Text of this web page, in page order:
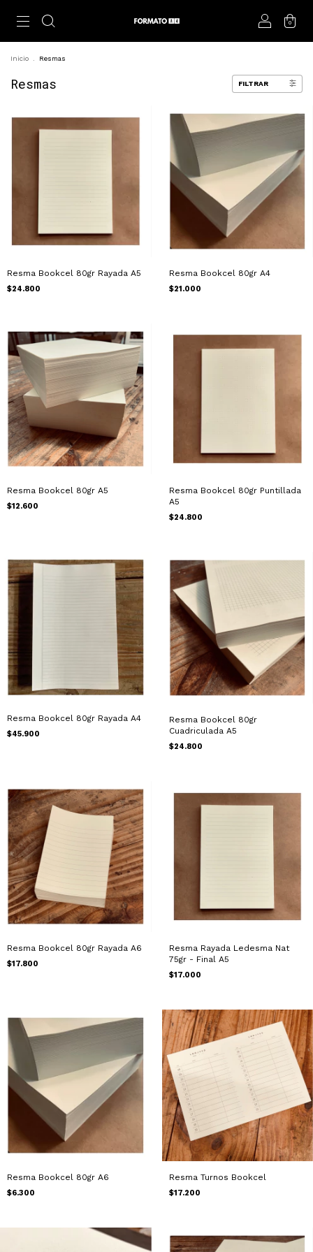
0
Inicio Resmas
Resmas FILTRAR
Resma Bookcel 80gr Rayada A5
$24.800
Resma Bookcel 80gr A4
$21.000
Resma Bookcel 80gr A5
$12.600
Resma Bookcel 80gr Puntillada
A5
$24.800
Resma Bookcel 80gr Rayada A4
$45.900
Resma Bookcel 80gr
Cuadriculada A5
$24.800
Resma Bookcel 80gr Rayada A6
$17.800
Resma Rayada Ledesma Nat
75gr - Final A5
$17.000
Resma Bookcel 80gr A6
$6.300
Resma Turnos Bookcel
$17.200